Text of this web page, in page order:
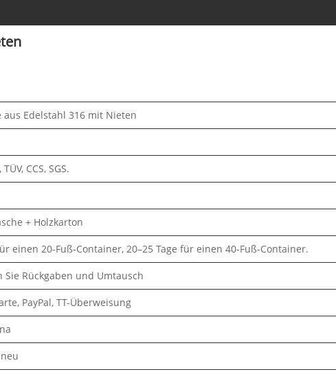
aus Edelstahl 316 mit Nieten
CCS, SGS.
+ Holzkarton
einen 20-Fuß-Container, 20–25 Tage für einen 40-Fuß-Container.
Sie Rückgaben und Umtausch
PayPal, TT-Überweisung